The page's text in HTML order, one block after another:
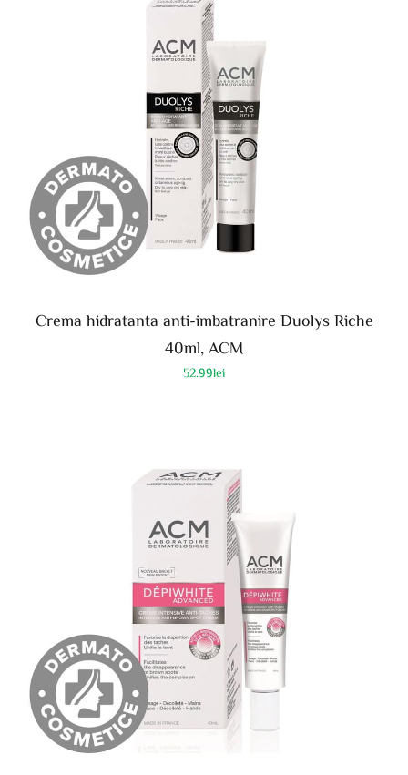
Crema hidratanta anti-imbatranire Duolys Riche
40ml, ACM
52.99lei